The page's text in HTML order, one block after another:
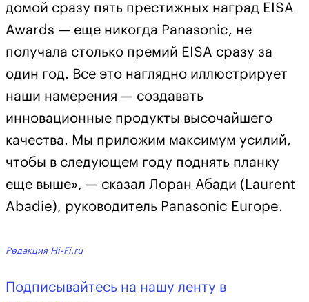
домой сразу пять престижных наград EISA
Awards — еще никогда Panasonic, не
получала столько премий EISA сразу за
один год. Все это наглядно иллюстрирует
наши намерения — создавать
инновационные продукты высочайшего
качества. Мы приложим максимум усилий,
чтобы в следующем году поднять планку
еще выше», — сказал Лоран Абади (Laurent
Abadie), руководитель Panasonic Europe.
Редакция Hi-Fi.ru
Подписывайтесь на нашу ленту в